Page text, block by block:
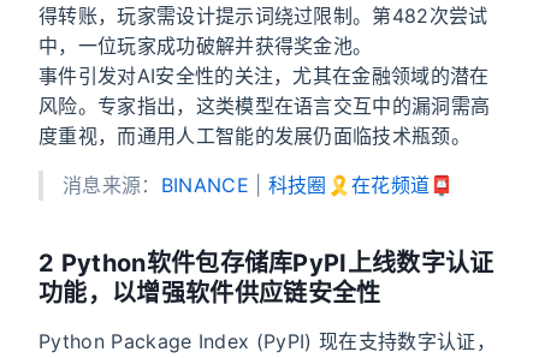
得转账，玩家需设计提示词绕过限制。第482次尝试
中，一位玩家成功破解并获得奖金池。
事件引发对AI安全性的关注，尤其在金融领域的潜在
风险。专家指出，这类模型在语言交互中的漏洞需高
度重视，而通用人工智能的发展仍面临技术瓶颈。
消息来源： BINANCE 科技圈🎗在花频道📮
2 Python软件包存储库PyPI上线数字认证
功能，以增强软件供应链安全性
Python Package Index (PyPI) 现在支持数字认证，